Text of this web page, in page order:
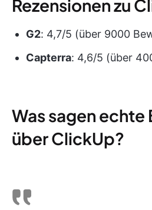
Rezensionen zu
G2: 4,7/5 (über 9000
Capterra: 4,6/5 (über
Was sagen echte
über ClickUp?